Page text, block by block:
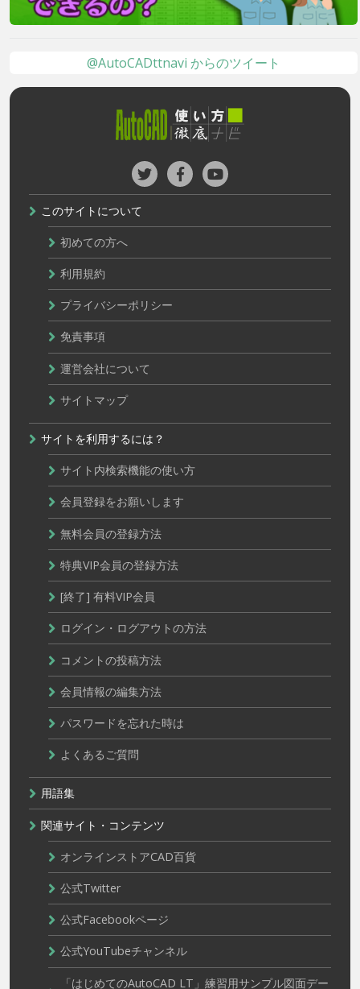
@AutoCADttnavi からのツイート
このサイトについて
初めての方へ
利用規約
プライバシーポリシー
免責事項
運営会社について
サイトマップ
サイトを利用するには？
サイト内検索機能の使い方
会員登録をお願いします
無料会員の登録方法
特典VIP会員の登録方法
[終了] 有料VIP会員
ログイン・ログアウトの方法
コメントの投稿方法
会員情報の編集方法
パスワードを忘れた時は
よくあるご質問
用語集
関連サイト・コンテンツ
オンラインストアCAD百貨
公式Twitter
公式Facebookページ
公式YouTubeチャンネル
「はじめてのAutoCAD LT」練習用サンプル図面デー